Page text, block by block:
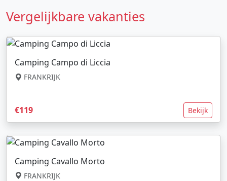
Vergelijkbare vakanties
Camping Campo di Liccia
FRANKRIJK
€119 Bekijk
Camping Cavallo Morto
FRANKRIJK